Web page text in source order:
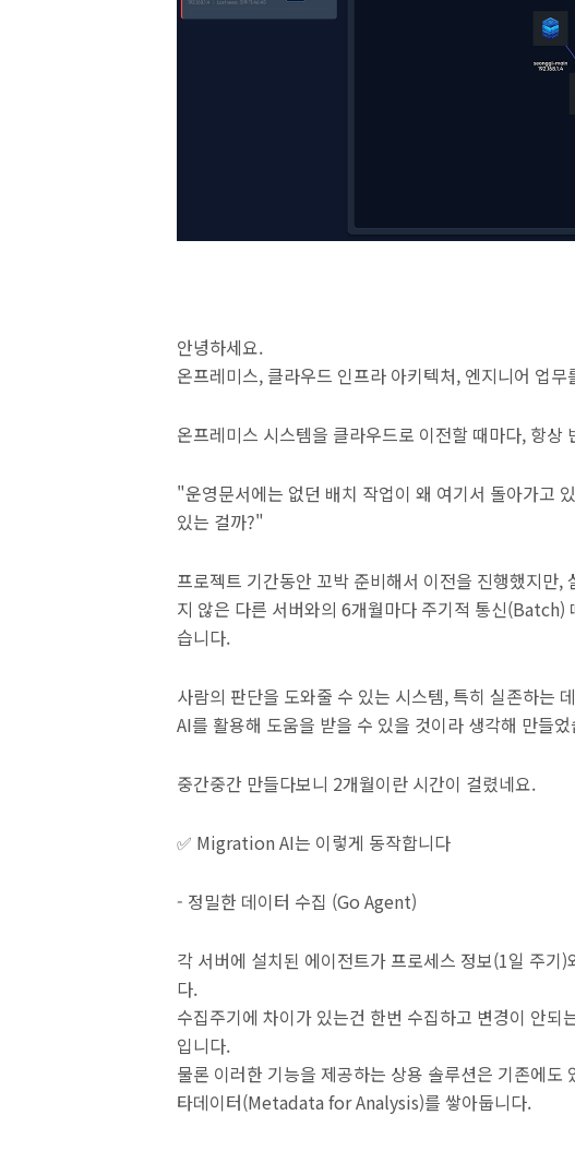
안녕하세요.
온프레미스, 클라우드 인프라 아키텍처, 엔지니어 업
온프레미스 시스템을 클라우드로 이전할 때마다, 항상
"운영문서에는 없던 배치 작업이 왜 여기서 돌아가고
있는 걸까?"
프로젝트 기간동안 꼬박 준비해서 이전을 진행했지만,
지 않은 다른 서버와의 6개월마다 주기적 통신(Batch)
습니다.
사람의 판단을 도와줄 수 있는 시스템, 특히 실존하는
AI를 활용해 도움을 받을 수 있을 것이라 생각해 만들
중간중간 만들다보니 2개월이란 시간이 걸렸네요.
✅ Migration AI는 이렇게 동작합니다
- 정밀한 데이터 수집 (Go Agent)
각 서버에 설치된 에이전트가 프로세스 정보(1일 주기
다.
수집주기에 차이가 있는건 한번 수집하고 변경이 안되
입니다.
물론 이러한 기능을 제공하는 상용 솔루션은 기존에도
타데이터(Metadata for Analysis)를 쌓아둡니다.